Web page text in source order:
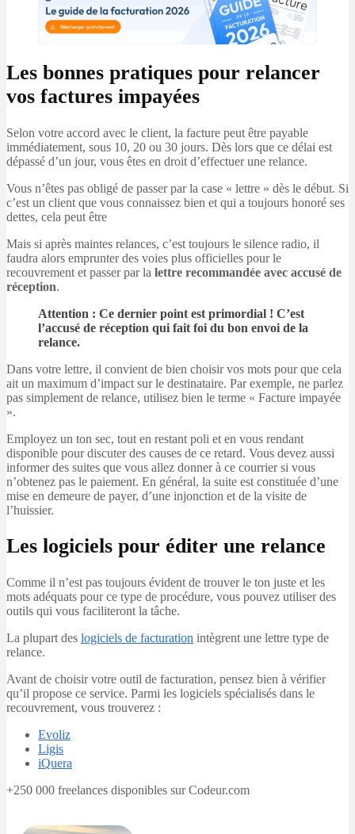
Les bonnes pratiques pour relancer
vos factures impayées
Selon votre accord avec le client, la facture peut être payable
immédiatement, sous 10, 20 ou 30 jours. Dès lors que ce délai est
dépassé d’un jour, vous êtes en droit d’effectuer une relance.
Vous n’êtes pas obligé de passer par la case « lettre » dès le début. Si
c’est un client que vous connaissez bien et qui a toujours honoré ses
dettes, cela peut être
Mais si après maintes relances, c’est toujours le silence radio, il
faudra alors emprunter des voies plus officielles pour le
recouvrement et passer par la lettre recommandée avec accusé de
réception.
Attention : Ce dernier point est primordial ! C’est
l’accusé de réception qui fait foi du bon envoi de la
relance.
Dans votre lettre, il convient de bien choisir vos mots pour que cela
ait un maximum d’impact sur le destinataire. Par exemple, ne parlez
pas simplement de relance, utilisez bien le terme « Facture impayée
».
Employez un ton sec, tout en restant poli et en vous rendant
disponible pour discuter des causes de ce retard. Vous devez aussi
informer des suites que vous allez donner à ce courrier si vous
n’obtenez pas le paiement. En général, la suite est constituée d’une
mise en demeure de payer, d’une injonction et de la visite de
l’huissier.
Les logiciels pour éditer une relance
Comme il n’est pas toujours évident de trouver le ton juste et les
mots adéquats pour ce type de procédure, vous pouvez utiliser des
outils qui vous faciliteront la tâche.
La plupart des logiciels de facturation intègrent une lettre type de
relance.
Avant de choisir votre outil de facturation, pensez bien à vérifier
qu’il propose ce service. Parmi les logiciels spécialisés dans le
recouvrement, vous trouverez :
Evoliz
Ligis
iQuera
+250 000 freelances disponibles sur Codeur.com